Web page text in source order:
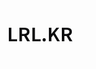
LRL.KR